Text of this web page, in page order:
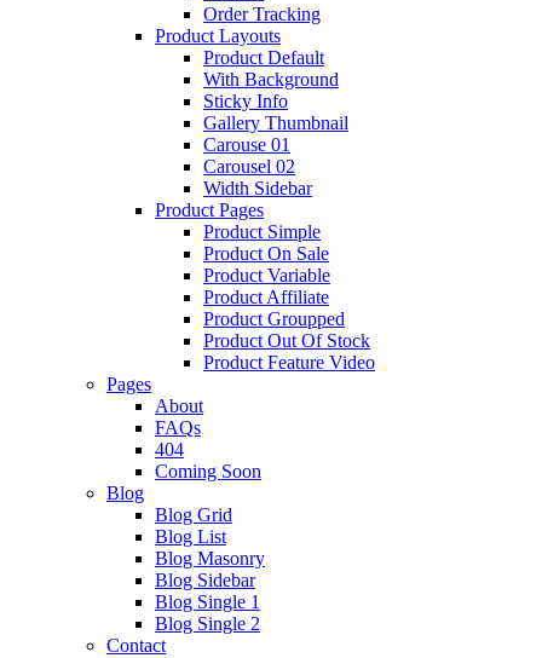
Order Tracking
Product Layouts
Product Default
With Background
Sticky Info
Gallery Thumbnail
Carouse 01
Carousel 02
Width Sidebar
Product Pages
Product Simple
Product On Sale
Product Variable
Product Affiliate
Product Groupped
Product Out Of Stock
Product Feature Video
Pages
About
FAQs
404
Coming Soon
Blog
Blog Grid
Blog List
Blog Masonry
Blog Sidebar
Blog Single 1
Blog Single 2
Contact